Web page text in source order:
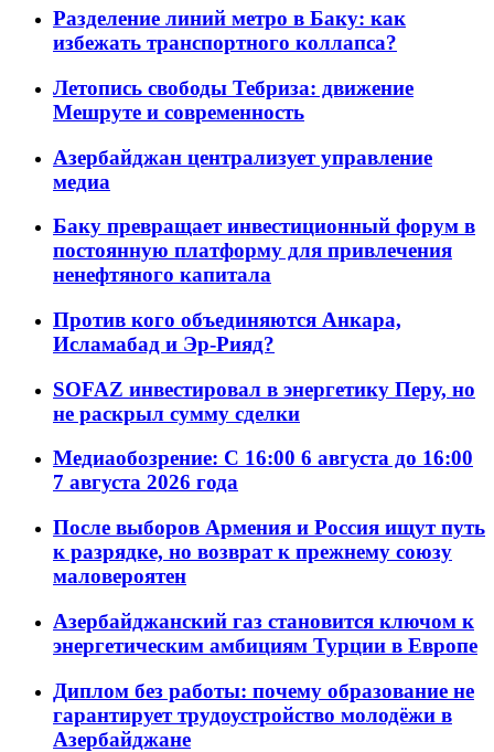
Разделение линий метро в Баку: как
избежать транспортного коллапса?
Летопись свободы Тебриза: движение
Мешруте и современность
Азербайджан централизует управление
медиа
Баку превращает инвестиционный форум в
постоянную платформу для привлечения
ненефтяного капитала
Против кого объединяются Анкара,
Исламабад и Эр-Рияд?
SOFAZ инвестировал в энергетику Перу, но
не раскрыл сумму сделки
Медиаобозрение: С 16:00 6 августа до 16:00
7 августа 2026 года
После выборов Армения и Россия ищут путь
к разрядке, но возврат к прежнему союзу
маловероятен
Азербайджанский газ становится ключом к
энергетическим амбициям Турции в Европе
Диплом без работы: почему образование не
гарантирует трудоустройство молодёжи в
Азербайджане